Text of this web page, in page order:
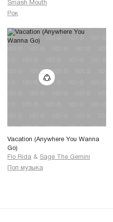
Smash Mouth
Рок
Vacation (Anywhere You Wanna
Go)
Flo Rida & Sage The Gemini
Поп музыка